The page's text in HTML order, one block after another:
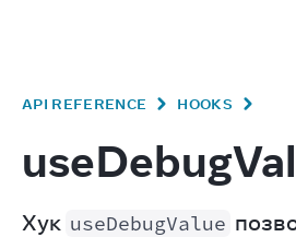
API REFERENCE HOOKS
Хук useDebugValue